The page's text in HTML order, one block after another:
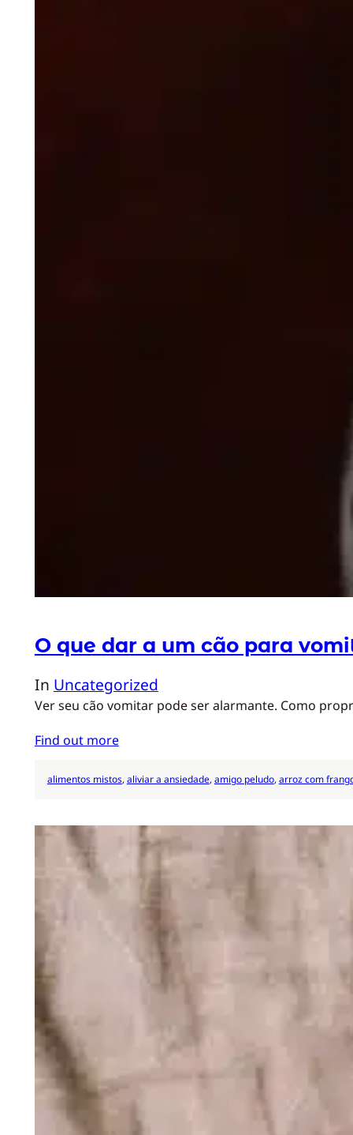
O que dar a um cão para
In Uncategorized
Ver seu cão vomitar pode ser alarmante. Como
Find out more
alimentos mistos, aliviar a ansiedade, amigo peludo, arroz com